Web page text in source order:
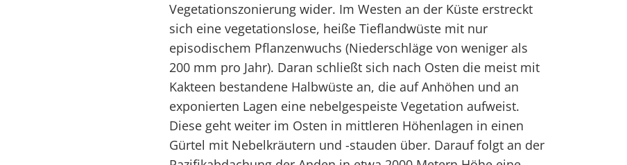
Vegetationszonierung wider. Im Westen an der Küste erstreckt
sich eine vegetationslose, heiße Tieflandwüste mit nur
episodischem Pflanzenwuchs (Niederschläge von weniger als
200 mm pro Jahr). Daran schließt sich nach Osten die meist mit
Kakteen bestandene Halbwüste an, die auf Anhöhen und an
exponierten Lagen eine nebelgespeiste Vegetation aufweist.
Diese geht weiter im Osten in mittleren Höhenlagen in einen
Gürtel mit Nebelkräutern und -stauden über. Darauf folgt an der